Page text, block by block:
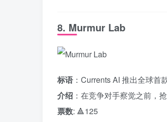
8. Murmur Lab
标语 ：Currents AI 推出全球首
介绍 ：在竞争对手察觉之前，
票数: 🔺125